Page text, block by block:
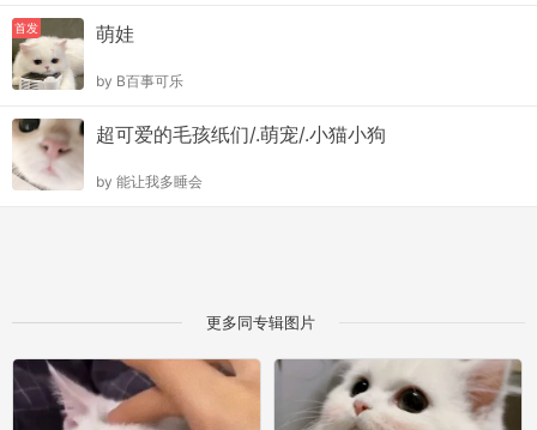
首发 萌娃
by B百事可乐
超可爱的毛孩纸们/.萌宠/.小猫小狗
by 能让我多睡会
更多同专辑图片